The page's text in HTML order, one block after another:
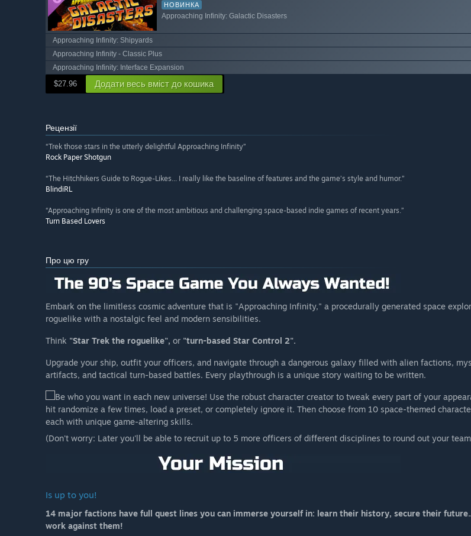
НОВИНКА
Approaching Infinity: Galactic Disasters
Approaching Infinity: Shipyards
Approaching Infinity - Classic Plus
Approaching Infinity: Interface Expansion
$27.96 Додати весь вміст до кошика
Рецензії
“Trek those stars in the utterly delightful Approaching Infinity”
Rock Paper Shotgun
“The Hitchhikers Guide to Rogue-Likes... I really like the baseline of features and the game’s style and humor.”
BlindiRL
“Approaching Infinity is one of the most ambitious and challenging space-based indie games of recent years.”
Turn Based Lovers
Про цю гру
Embark on the limitless cosmic adventure that is "Approaching Infinity," a procedurally generated space
roguelike with a nostalgic feel and modern sensibilities.
Think "Star Trek the roguelike", or "turn-based Star Control 2".
Upgrade your ship, outfit your officers, and navigate through a dangerous galaxy filled with alien factions,
artifacts, and tactical turn-based battles. Every playthrough is a unique story waiting to be written.
Be who you want in each new universe! Use the robust character creator to tweak every part of your
hit randomize a few times, load a preset, or completely ignore it. Then choose from 10 space-themed
each with unique game-altering skills.
(Don't worry: Later you'll be able to recruit up to 5 more officers of different disciplines to round out your
Is up to you!
14 major factions have full quest lines you can immerse yourself in: learn their history, secure their
work against them!